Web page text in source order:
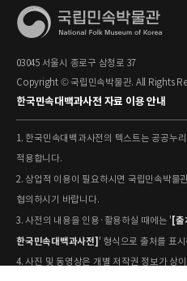
03045 서울시 종로구 삼청로 37
Copyright © 국립민속박물관. All Rights
한국민속대백과사전 자료 이용 안내
1. 한국민속대백과사전의 텍스트는 공공누
적용합니다.
2. 상업적 이용이 필요하시면 국립민속박물
협의하시기 바랍니다.
3. 사전의 내용을 인용·활용하실 때에는 ' [출
한국민속대백과사전] ' 형식으로 출처를 표
4. 사진 및 동영상은 개별 저작권 정보가 상